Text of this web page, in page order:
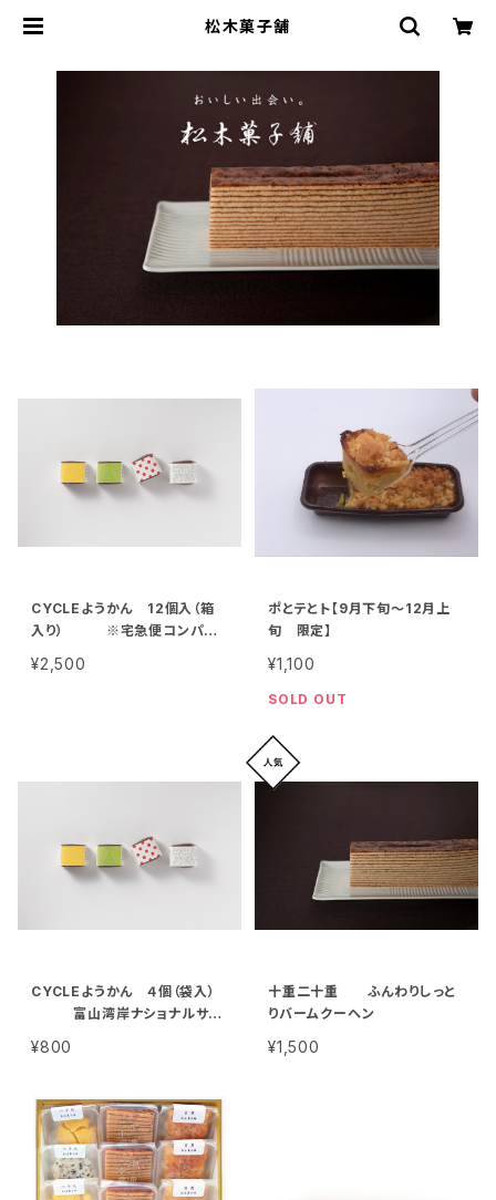
松木菓子舗
CYCLEようかん 12個入（箱
入り） ※宅急便コンパク
¥2,500
ポとテとト【9月下旬〜12月上
旬 限定】
¥1,100
SOLD OUT
CYCLEようかん ４個（袋入）
富山湾岸ナショナルサイ
¥800
十重二十重 ふんわりしっと
りバームクーヘン
¥1,500